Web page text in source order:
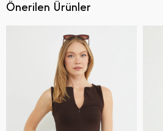
Önerilen Ürünler